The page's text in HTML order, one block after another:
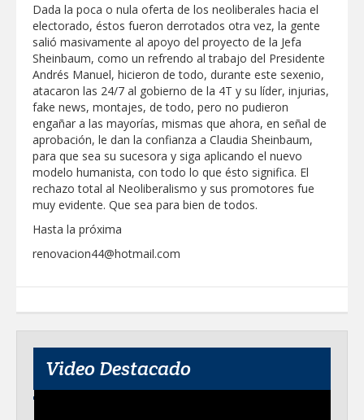
Dada la poca o nula oferta de los neoliberales hacia el
electorado, éstos fueron derrotados otra vez, la gente
salió masivamente al apoyo del proyecto de la Jefa
Sheinbaum, como un refrendo al trabajo del Presidente
Andrés Manuel, hicieron de todo, durante este sexenio,
atacaron las 24/7 al gobierno de la 4T y su líder, injurias,
fake news, montajes, de todo, pero no pudieron
engañar a las mayorías, mismas que ahora, en señal de
aprobación, le dan la confianza a Claudia Sheinbaum,
para que sea su sucesora y siga aplicando el nuevo
modelo humanista, con todo lo que ésto significa. El
rechazo total al Neoliberalismo y sus promotores fue
muy evidente. Que sea para bien de todos.
Hasta la próxima
renovacion44@hotmail.com
Video Destacado